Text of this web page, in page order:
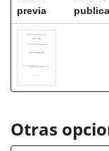
previa
Otras